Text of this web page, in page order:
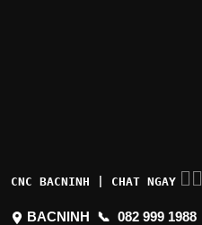
CNC BACNINH | CHAT NGAY 👉🏽
BACNINH 📞 082 999 1988